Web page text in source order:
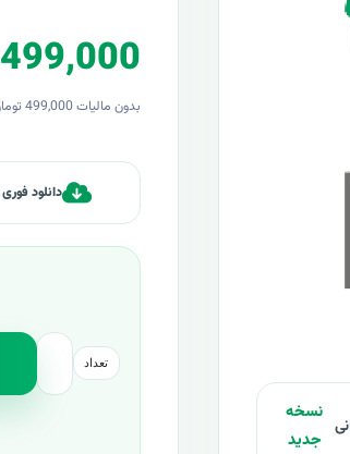
499,000 تومان
بدون مالیات 499,000 تومان
دانلود فوری
تعداد
نسخه
جدید